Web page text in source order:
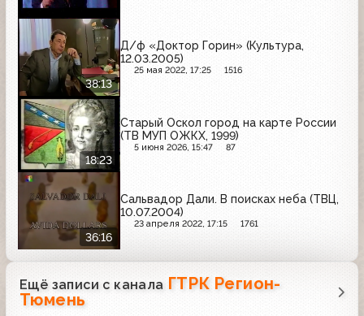
38:13
Д/ф «Доктор Горин» (Культура,
12.03.2005)
25 мая 2022, 17:25 1516
18:23
Старый Оскол город на карте России
(ТВ МУП ОЖКХ, 1999)
5 июня 2026, 15:47 87
36:16
Сальвадор Дали. В поисках неба (ТВЦ,
10.07.2004)
23 апреля 2022, 17:15 1761
Ещё записи с канала ГТРК Регион-
Тюмень